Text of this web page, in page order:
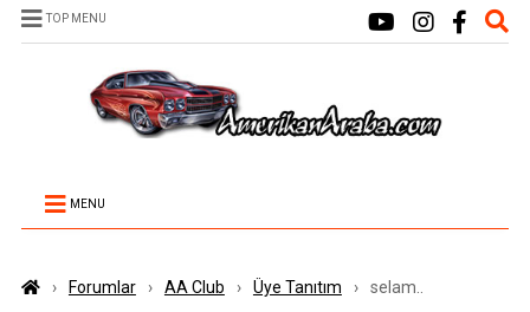
TOP MENU
MENU
› Forumlar › AA Club › Üye Tanıtım › selam..